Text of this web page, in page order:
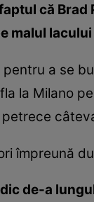
că
malul
a se
la Milano
împreună
de-a